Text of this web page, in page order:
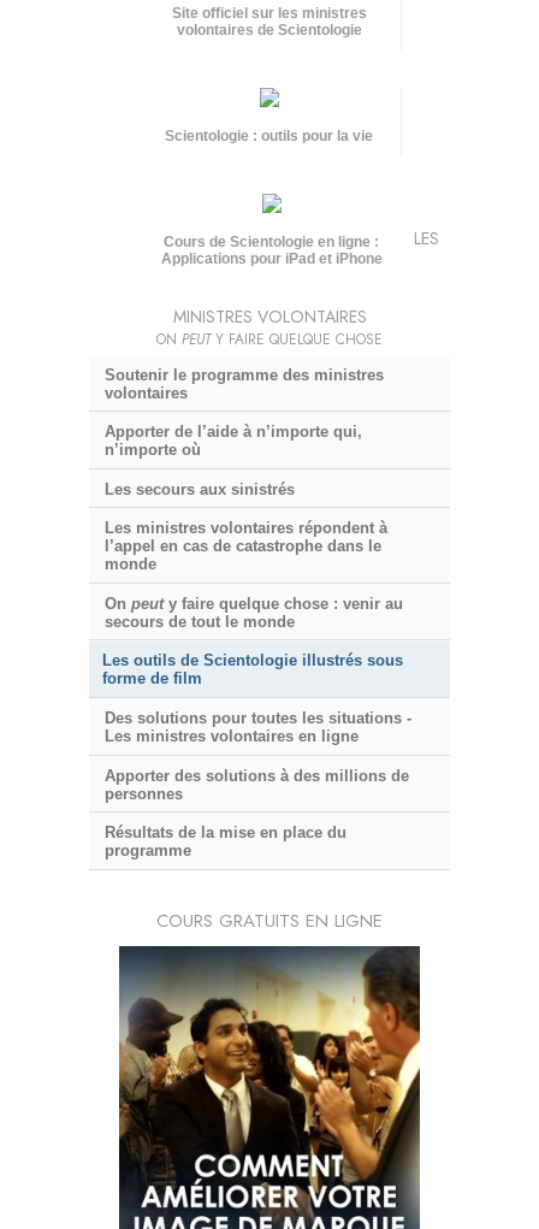
Site officiel sur les ministres
volontaires de Scientologie
Scientologie : outils pour la vie
Cours de Scientologie en ligne :
Applications pour iPad et iPhone
LES
MINISTRES VOLONTAIRES
ON PEUTY FAIRE QUELQUE CHOSE
Soutenir le programme des ministres
volontaires
Apporter de l’aide à n’importe qui,
n’importe où
Les secours aux sinistrés
Les ministres volontaires répondent à
l’appel en cas de catastrophe dans le
monde
On peuty faire quelque chose : venir au
secours de tout le monde
Les outils de Scientologie illustrés sous
forme de film
Des solutions pour toutes les situations -
Les ministres volontaires en ligne
Apporter des solutions à des millions de
personnes
Résultats de la mise en place du
programme
COURS GRATUITS EN LIGNE